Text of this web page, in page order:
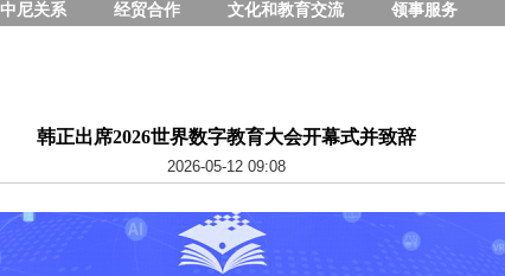
中尼关系 经贸合作 文化和教育交流 领事服务
韩正出席2026世界数字教育大会开幕式并致辞
2026-05-12 09:08